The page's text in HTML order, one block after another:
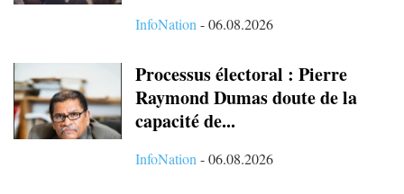
InfoNation -06.08.2026
Processus électoral : Pierre
Raymond Dumas doute de la
capacité de...
InfoNation -06.08.2026